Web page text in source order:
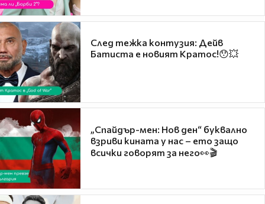
След тежка контузия: Дейв
Батиста е новият Кратос!😯💥
„Спайдър-мен: Нов ден“ буквално
взриви кината у нас – ето защо
всички говорят за него👀🎬